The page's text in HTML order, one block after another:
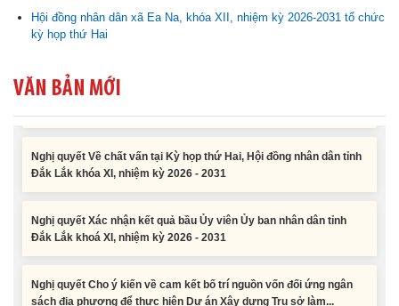
Hội đồng nhân dân xã Ea Na, khóa XII, nhiệm kỳ 2026-2031 tổ chức
kỳ họp thứ Hai
VĂN BẢN MỚI
phép kéo dài thời gian sang năm 2026 thực hiện và giải...
công năm 2026 nguồn vốn ngân sách địa phương (đợt 2)
Nghị quyết Về chất vấn tại Kỳ họp thứ Hai, Hội đồng nhân dân tỉnh
Đắk Lắk khóa XI, nhiệm kỳ 2026 - 2031
Nghị quyết Xác nhận kết quả bầu Ủy viên Ủy ban nhân dân tỉnh
Đắk Lắk khoá XI, nhiệm kỳ 2026 - 2031
Nghị quyết Cho ý kiến về cam kết bố trí nguồn vốn đối ứng ngân
sách địa phương để thực hiện Dự án Xây dựng Trụ sở làm...